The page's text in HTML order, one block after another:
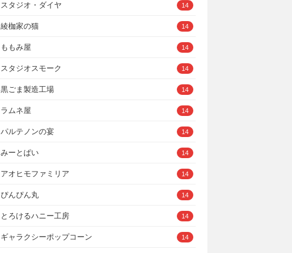
スタジオ・ダイヤ 14
綾枷家の猫 14
ももみ屋 14
スタジオスモーク 14
黒ごま製造工場 14
ラムネ屋 14
パルテノンの宴 14
みーとぱい 14
アオヒモファミリア 14
ぴんぴん丸 14
とろけるハニー工房 14
ギャラクシーポップコーン 14